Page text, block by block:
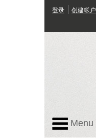
登录 创建帐户
Menu